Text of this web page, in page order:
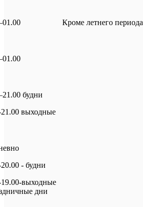
Кроме летнего периода
будни
выходные
- будни
выходные
дни